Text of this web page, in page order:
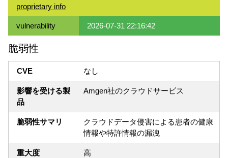
proprietary info
vulnerability 2026-07-31 22:16:42
脆弱性
CVE なし
影響を受ける製
品
Amgen社のクラウドサービス
脆弱性サマリ
クラウドデータ侵害による患者の健康
情報や特許情報の漏洩
重大度 高